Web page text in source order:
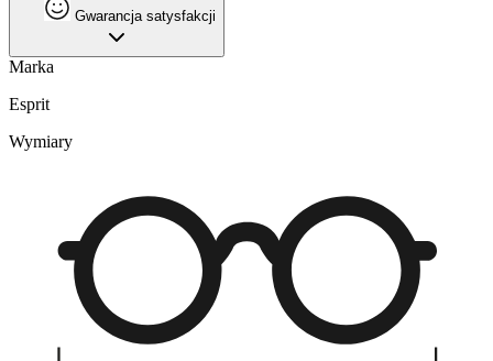
Gwarancja satysfakcji
Marka
Esprit
Wymiary